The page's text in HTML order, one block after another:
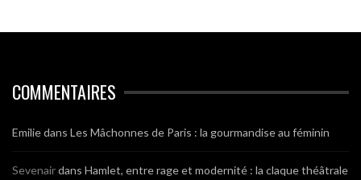
COMMENTAIRES
Emiliedans Les Mâchonnes de Paris : la gourmandise au féminin
Sevenairdans Hamlet, entre rage et modernité : la claque théâtrale